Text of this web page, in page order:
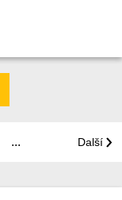
... Další